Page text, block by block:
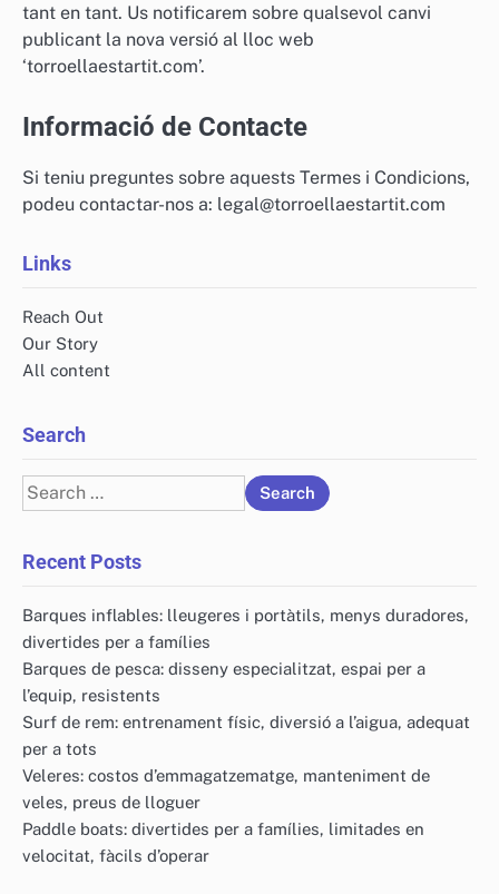
tant en tant. Us notificarem sobre qualsevol canvi
publicant la nova versió al lloc web
‘torroellaestartit.com’.
Informació de Contacte
Si teniu preguntes sobre aquests Termes i Condicions,
podeu contactar-nos a: legal@torroellaestartit.com
Links
Reach Out
Our Story
All content
Search
Search
for:
Recent Posts
Barques inflables: lleugeres i portàtils, menys duradores,
divertides per a famílies
Barques de pesca: disseny especialitzat, espai per a
l’equip, resistents
Surf de rem: entrenament físic, diversió a l’aigua, adequat
per a tots
Veleres: costos d’emmagatzematge, manteniment de
veles, preus de lloguer
Paddle boats: divertides per a famílies, limitades en
velocitat, fàcils d’operar